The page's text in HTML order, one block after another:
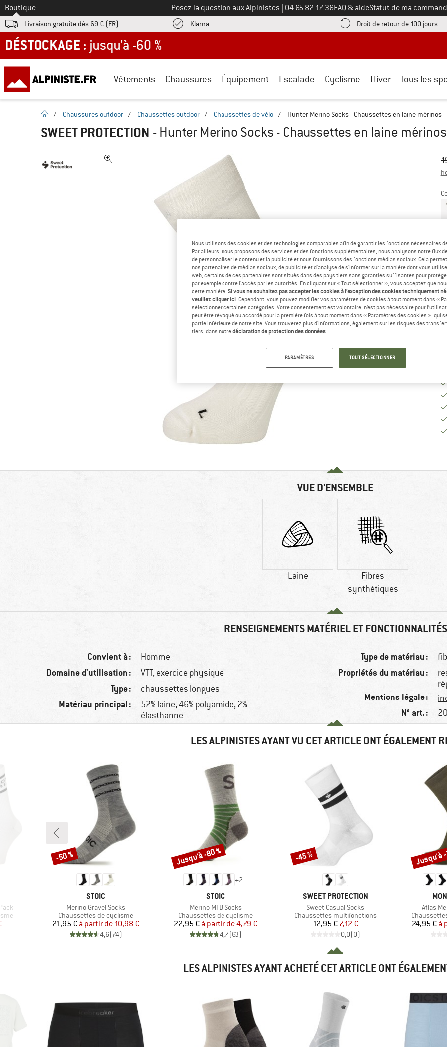
Vers le
Boutique Posez la question aux Alpinistes Appelez-nous au
04 65 82 17 36FAQ & aideStatut de ma
Livraison gratuite dès 69 € (FR) KlarnaTrouve les informations de paiement ici ! Ouvre une boîte d'information
Droit de retour de 100 jours
DÉSTOCKAGE : jusqu'à -60 %
Vêtements Chaussures Équipement Escalade Cyclisme Hiver Tous les
Page d'accueil
/ Chaussures outdoor / Chaussettes outdoor / Chaussettes de vélo / Hunter Merino Socks - Chaussettes en laine mérinos
SWEET PROTECTION - Hunter Merino Socks - Chaussettes en laine mérinos
VUE D'ENSEMBLE
Laine
Fibres
synthétiques
RENSEIGNEMENTS MATÉRIEL ET FONCTIONNALITÉS
Convient à : Homme
Domaine d'utilisation : VTT, exercice physique
Type : chaussettes longues
Matériau principal :
52% laine, 46% polyamide, 2%
élasthanne
Type de matériau :
Propriétés du matériau :
Mentions légale :
N° art. :
LES ALPINISTES AYANT VU CET ARTICLE ONT ÉGALEMENT
MARQUE
STOIC
Article
Merino Gravel Socks
Product group
Chaussettes de cyclisme
Prix
21,95 € Prix réduit
à partir de 10,98 €
4,6(74)
Remise
-50 %
+2
MARQUE
STOIC
Article
Merino MTB Socks
Product group
Chaussettes de cyclisme
Prix
22,95 € Prix réduit
à partir de4,79 €
4,7(63)
Remise
Jusqu'à -80 %
MARQUE
SWEET PROTECTION
Article
Sweet Casual Socks
Product group
Chaussettes multifonctions
Prix
12,95 €Prix réduit
7,12 €
0,0(0)
Remise
-45 %
Article
Atlas
Product
24,95 € à
Remise
Jusqu'à
LES ALPINISTES AYANT ACHETÉ CET ARTICLE ONT
Nous utilisons des cookies et des technologies comparables afin de garantir les fonctions nécessaires
Par ailleurs, nous proposons des services et des fonctions supplémentaires, nous analysons notre flux
de personnaliser le contenu et la publicité et nous fournissons des fonctions médias sociaux. Cela
nos partenaires de médias sociaux, de publicité et d'analyse de s'informer sur la manière dont vous
web; certains de ces partenaires sont situés dans des pays tiers sans garanties suffisantes pour
par exemple contre l'accès par les autorités. En cliquant sur « Tout sélectionner », vous acceptez que
cette manière. Si vous ne souhaitez pas accepter les cookies à l’exception des cookies techniquement
veuillez cliquer ici. Cependant, vous pouvez modifier vos paramètres de cookies à tout moment dans «
sélectionner certaines catégories. Votre consentement est volontaire, n’est pas nécessaire pour
peut être révoqué ou accordé pour la première fois à tout moment dans « Paramètres des cookies », qui
partie inférieure de notre site. Vous trouverez plus d'informations, également sur les risques des
tiers, dans notredéclaration de protection des données.
PARAMÈTRES TOUT SÉLECTIONNER